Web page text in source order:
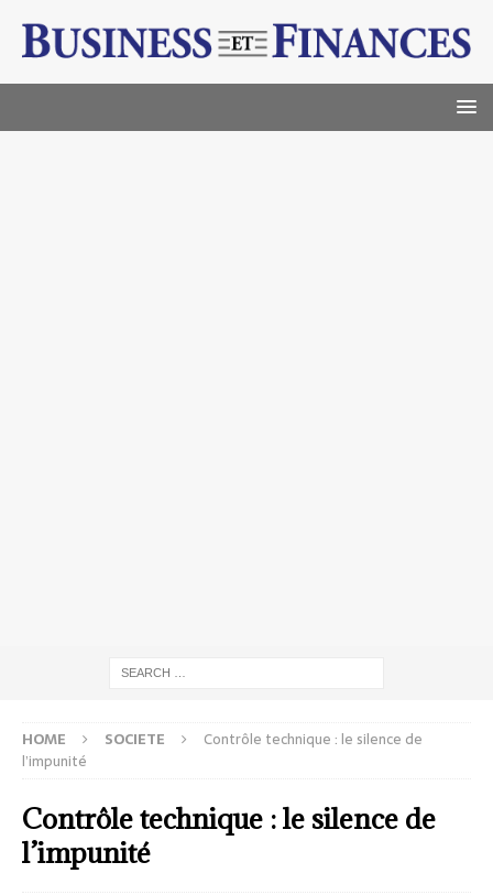
HOME SOCIETE
Contrôle technique : le silence de
l’impunité
Contrôle technique : le silence de
l’impunité